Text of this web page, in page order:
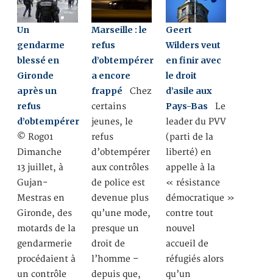
Un
gendarme
blessé en
Gironde
après un
refus
d’obtempérer
© Rog01
Dimanche
13 juillet, à
Gujan-
Mestras en
Gironde, des
motards de la
gendarmerie
procédaient à
un contrôle
Marseille : le
refus
d’obtempérer
a encore
frappé Chez
certains
jeunes, le
refus
d’obtempérer
aux contrôles
de police est
devenue plus
qu’une mode,
presque un
droit de
l’homme –
depuis que,
Geert
Wilders veut
en finir avec
le droit
d’asile aux
Pays-Bas Le
leader du PVV
(parti de la
liberté) en
appelle à la
« résistance
démocratique »
contre tout
nouvel
accueil de
réfugiés alors
qu’un